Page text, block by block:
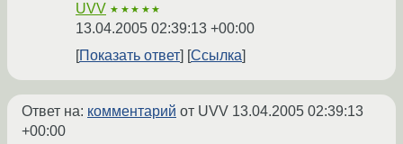
UVV ★★★★★
13.04.2005 02:39:13 +00:00
Показать ответ
Ссылка
Ответ на: комментарий от UVV 13.04.2005 02:39:13
+00:00